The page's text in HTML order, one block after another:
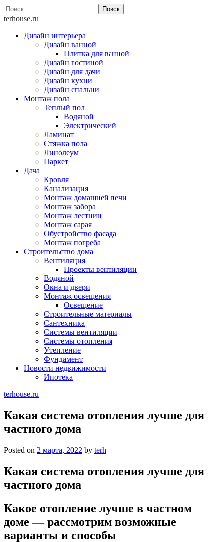
Skip
to
Найти:
terhouse.ru
Дизайн интерьера
Дизайн ванной
Плитка для ванной
Дизайн гостиной
Дизайн для дачи
Дизайн кухни
Дизайн спальни
Монтаж пола
Теплый пол
Водяной
Электрический
Ламинат
Стяжка пола
Линолеум
Паркет
Дача
Кровля
Канализация
Монтаж домашней печи
Монтаж забора
Монтаж лестниц
Монтаж сарая
Обустройство фасада
Монтаж погреба
Строительство дома
Вентиляция
Проекты вентиляции
Водяной
Окна и двери
Монтаж освещения
Освещение
Строительные материалы
Сантехника
Системы вентиляции
Системы отопления
Утепление
Фундамент
Новости недвижимости
Ипотека
terhouse.ru
Какая система отопления лучше для
частного дома
Posted on 2 марта, 2022 by terh
Какая система отопления лучше для
частного дома
Какое отопление лучше в частном
доме — рассмотрим возможные
варианты и способы